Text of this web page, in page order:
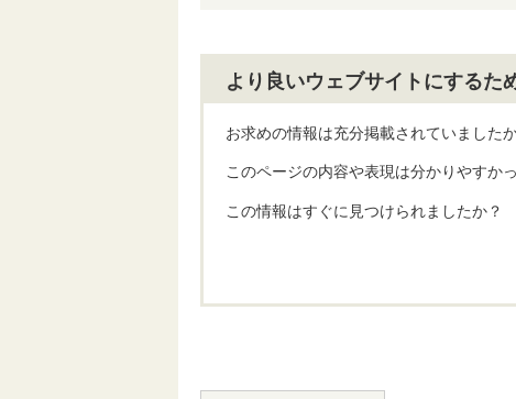
より良いウェブサイトにするた
お求めの情報は充分掲載されていました
このページの内容や表現は分かりやすか
この情報はすぐに見つけられましたか？